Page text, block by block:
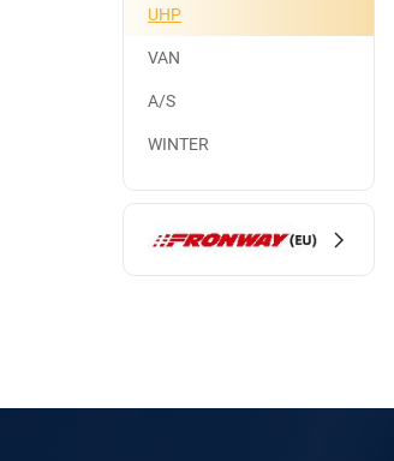
UHP
VAN
A/S
WINTER